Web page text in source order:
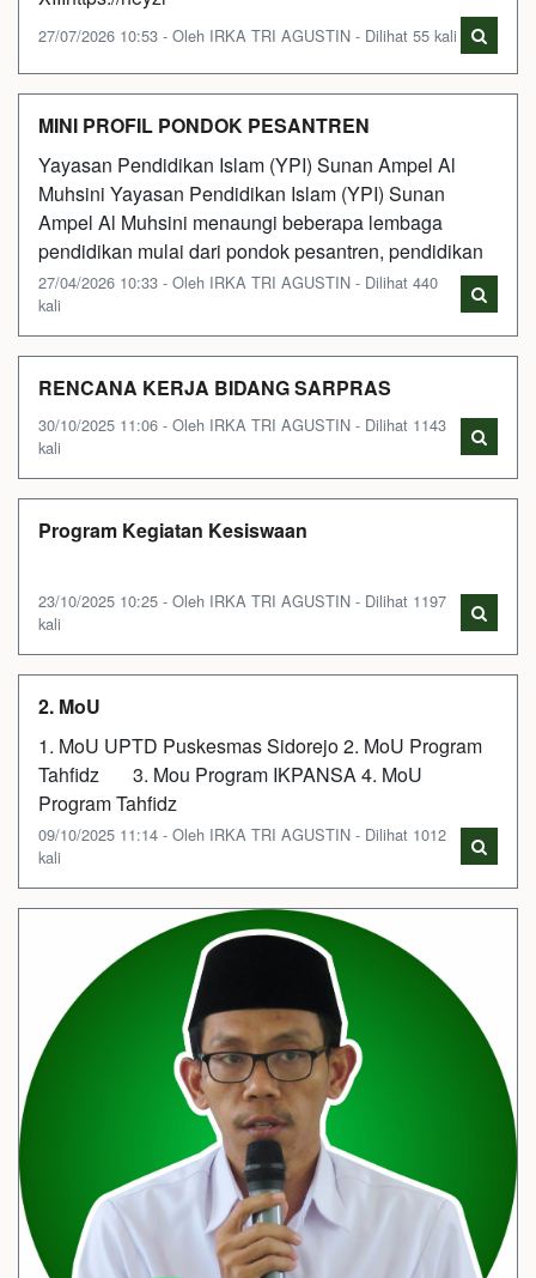
27/07/2026 10:53 - Oleh IRKA TRI AGUSTIN - Dilihat 55 kali
MINI PROFIL PONDOK PESANTREN
Yayasan Pendidikan Islam (YPI) Sunan Ampel Al
Muhsini Yayasan Pendidikan Islam (YPI) Sunan
Ampel Al Muhsini menaungi beberapa lembaga
pendidikan mulai dari pondok pesantren, pendidikan
27/04/2026 10:33 - Oleh IRKA TRI AGUSTIN - Dilihat 440
kali
RENCANA KERJA BIDANG SARPRAS
30/10/2025 11:06 - Oleh IRKA TRI AGUSTIN - Dilihat 1143
kali
Program Kegiatan Kesiswaan
23/10/2025 10:25 - Oleh IRKA TRI AGUSTIN - Dilihat 1197
kali
2. MoU
1. MoU UPTD Puskesmas Sidorejo 2. MoU Program
Tahfidz 3. Mou Program IKPANSA 4. MoU
Program Tahfidz
09/10/2025 11:14 - Oleh IRKA TRI AGUSTIN - Dilihat 1012
kali